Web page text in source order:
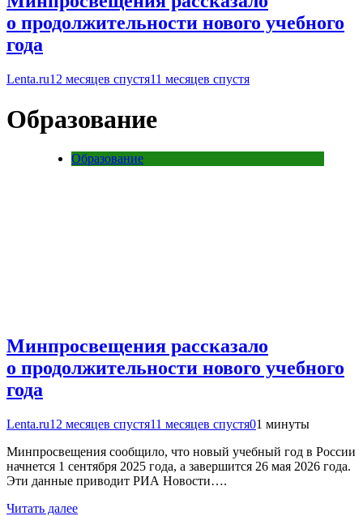
о продолжительности нового учебного
года
Lenta.ru12 месяцев спустя11 месяцев спустя
Образование
Образование
Минпросвещения рассказало
о продолжительности нового учебного
года
Lenta.ru12 месяцев спустя11 месяцев спустя01 минуты
Минпросвещения сообщило, что новый учебный год в России
начнется 1 сентября 2025 года, а завершится 26 мая 2026 года.
Эти данные приводит РИА Новости….
Читать далее